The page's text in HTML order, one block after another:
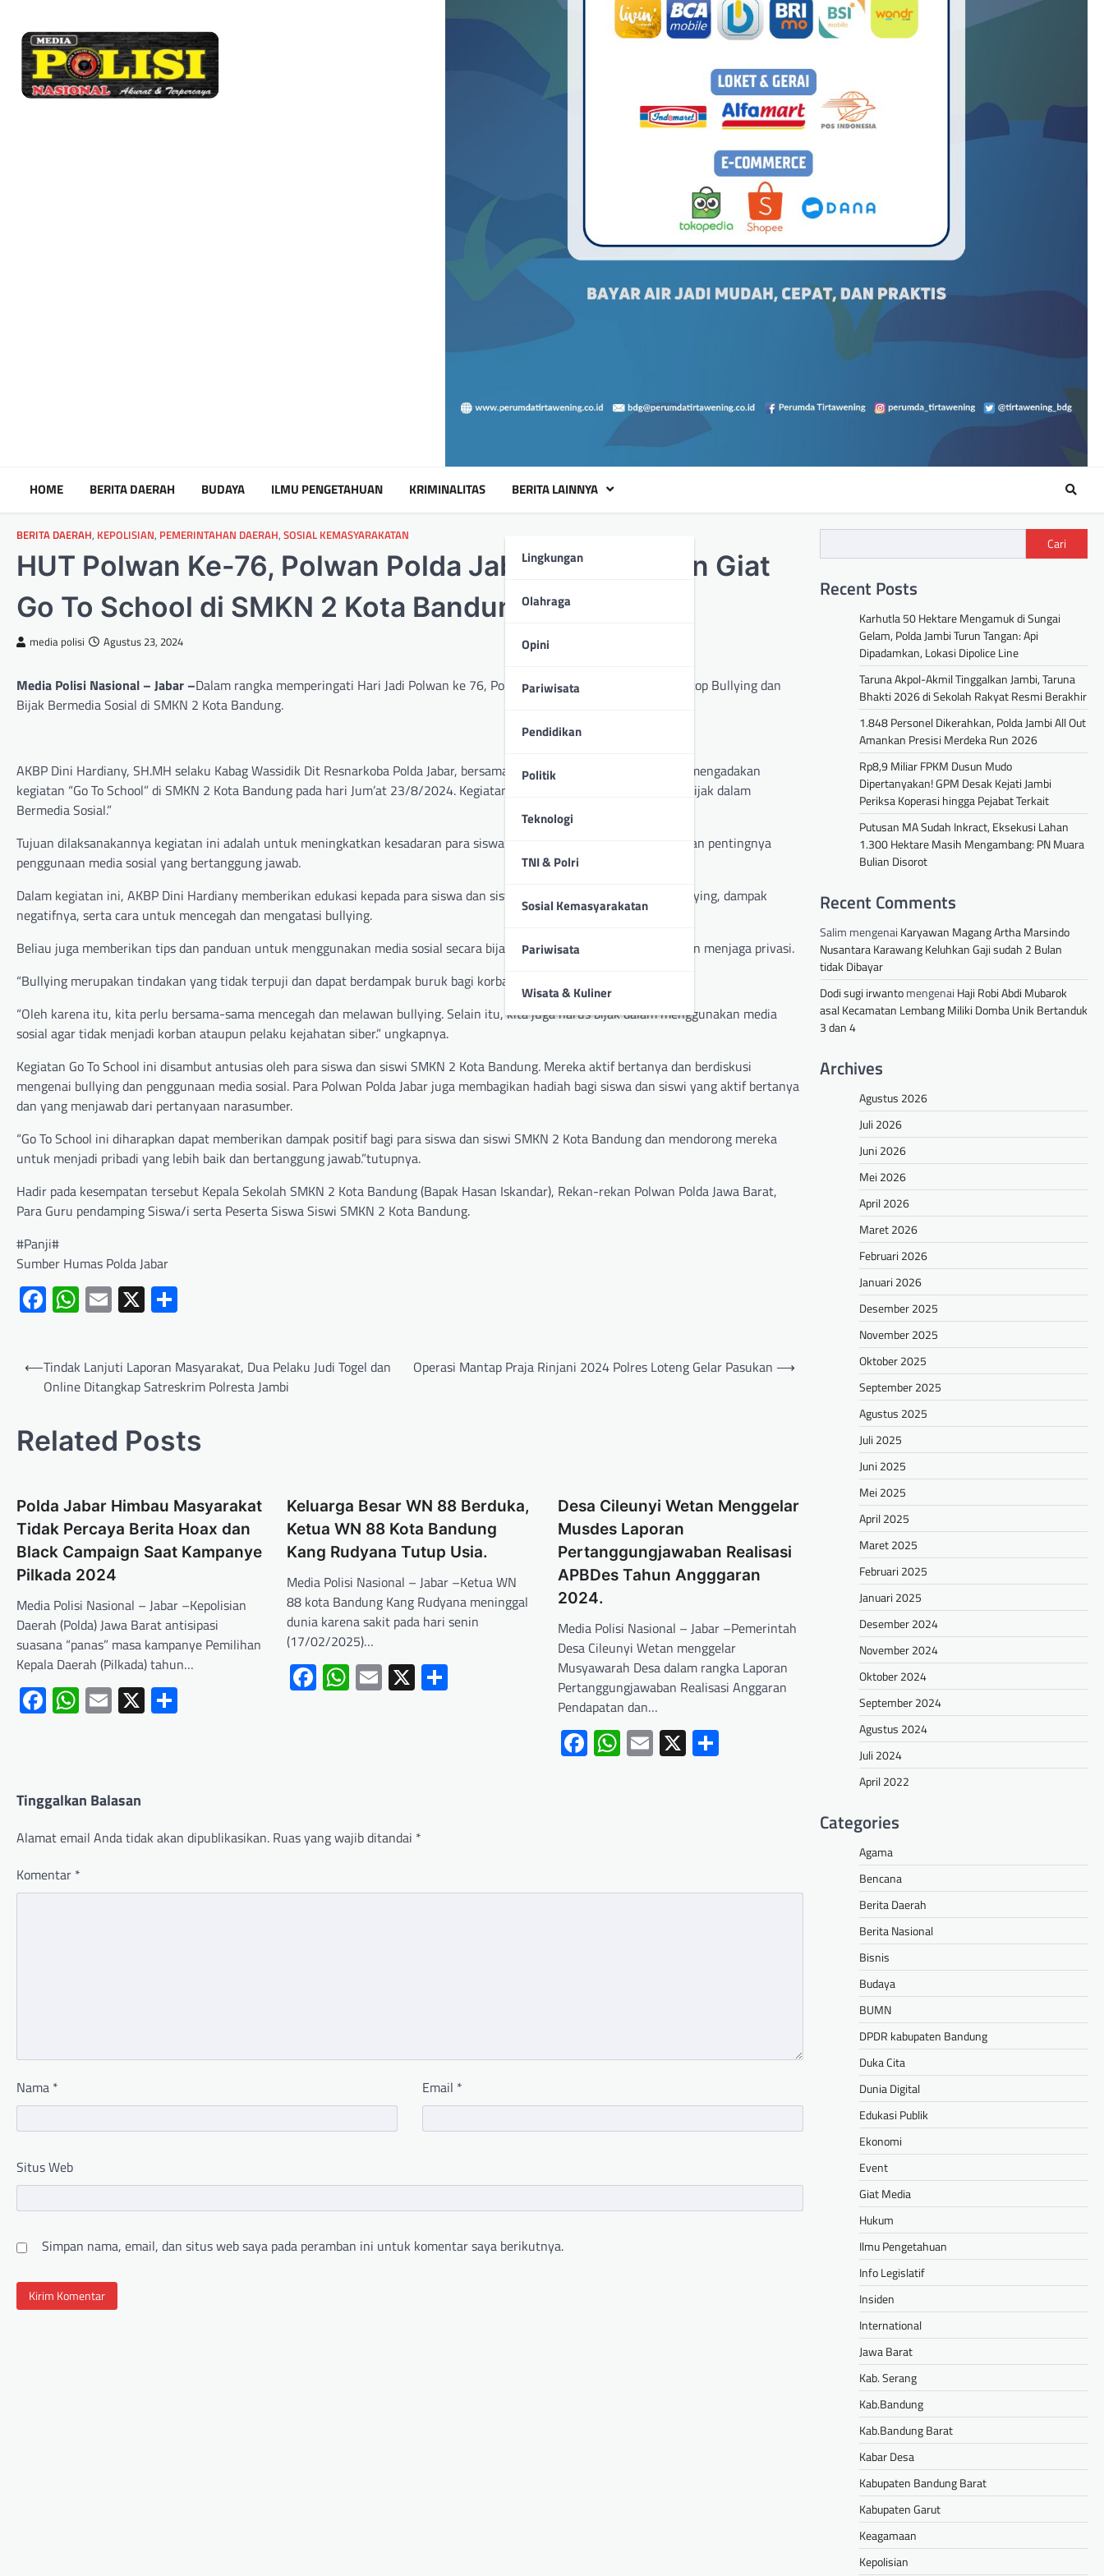
HOME BERITA DAERAH BUDAYA ILMU PENGETAHUAN KRIMINALITAS BERITA LAINNYA
Lingkungan
Olahraga
Opini
Pariwisata
Pendidikan
Politik
Teknologi
TNI & Polri
Sosial Kemasyarakatan
Pariwisata
Wisata & Kuliner
BERITA DAERAH, KEPOLISIAN, PEMERINTAHAN DAERAH, SOSIAL KEMASYARAKATAN
HUT Polwan Ke-76, Polwan Polda Jabar Laksanakan Giat
Go To School di SMKN 2 Kota Bandung
media polisi Agustus 23, 2024
Media Polisi Nasional – Jabar –Dalam rangka memperingati Hari Jadi Polwan ke 76, Polwan Polda Jabar Kampanyekan Stop Bullying dan
Bijak Bermedia Sosial di SMKN 2 Kota Bandung.
AKBP Dini Hardiany, SH.MH selaku Kabag Wassidik Dit Resnarkoba Polda Jabar, bersama perwakilan Polwan Polda Jabar, mengadakan
kegiatan “Go To School” di SMKN 2 Kota Bandung pada hari Jum’at 23/8/2024. Kegiatan ini bertema “Stop Bullying dan Bijak dalam
Bermedia Sosial.”
Tujuan dilaksanakannya kegiatan ini adalah untuk meningkatkan kesadaran para siswa dan siswi akan bahaya bullying dan pentingnya
penggunaan media sosial yang bertanggung jawab.
Dalam kegiatan ini, AKBP Dini Hardiany memberikan edukasi kepada para siswa dan siswi mengenai berbagai bentuk bullying, dampak
negatifnya, serta cara untuk mencegah dan mengatasi bullying.
Beliau juga memberikan tips dan panduan untuk menggunakan media sosial secara bijak, menghindari konten negatif, dan menjaga privasi.
“Bullying merupakan tindakan yang tidak terpuji dan dapat berdampak buruk bagi korban,” ujarnya.
“Oleh karena itu, kita perlu bersama-sama mencegah dan melawan bullying. Selain itu, kita juga harus bijak dalam menggunakan media
sosial agar tidak menjadi korban ataupun pelaku kejahatan siber.” ungkapnya.
Kegiatan Go To School ini disambut antusias oleh para siswa dan siswi SMKN 2 Kota Bandung. Mereka aktif bertanya dan berdiskusi
mengenai bullying dan penggunaan media sosial. Para Polwan Polda Jabar juga membagikan hadiah bagi siswa dan siswi yang aktif bertanya
dan yang menjawab dari pertanyaan narasumber.
“Go To School ini diharapkan dapat memberikan dampak positif bagi para siswa dan siswi SMKN 2 Kota Bandung dan mendorong mereka
untuk menjadi pribadi yang lebih baik dan bertanggung jawab.”tutupnya.
Hadir pada kesempatan tersebut Kepala Sekolah SMKN 2 Kota Bandung (Bapak Hasan Iskandar), Rekan-rekan Polwan Polda Jawa Barat,
Para Guru pendamping Siswa/i serta Peserta Siswa Siswi SMKN 2 Kota Bandung.
#Panji#
Sumber Humas Polda Jabar
Facebook
WhatsApp
Email
X
⟵Tindak Lanjuti Laporan Masyarakat, Dua Pelaku Judi Togel dan
Online Ditangkap Satreskrim Polresta Jambi
Operasi Mantap Praja Rinjani 2024 Polres Loteng Gelar Pasukan ⟶
Related Posts
Polda Jabar Himbau Masyarakat
Tidak Percaya Berita Hoax dan
Black Campaign Saat Kampanye
Pilkada 2024
Media Polisi Nasional – Jabar –Kepolisian
Daerah (Polda) Jawa Barat antisipasi
suasana “panas” masa kampanye Pemilihan
Kepala Daerah (Pilkada) tahun…
Facebook
WhatsApp
Email
X
Keluarga Besar WN 88 Berduka,
Ketua WN 88 Kota Bandung
Kang Rudyana Tutup Usia.
Media Polisi Nasional – Jabar –Ketua WN
88 kota Bandung Kang Rudyana meninggal
dunia karena sakit pada hari senin
(17/02/2025)…
Facebook
WhatsApp
Email
X
Desa Cileunyi Wetan Menggelar
Musdes Laporan
Pertanggungjawaban Realisasi
APBDes Tahun Angggaran
2024.
Media Polisi Nasional – Jabar –Pemerintah
Desa Cileunyi Wetan menggelar
Musyawarah Desa dalam rangka Laporan
Pertanggungjawaban Realisasi Anggaran
Pendapatan dan…
Facebook
WhatsApp
Email
X Share
Tinggalkan Balasan
Alamat email Anda tidak akan dipublikasikan. Ruas yang wajib ditandai *
Komentar *
Nama * Email *
Situs Web
Simpan nama, email, dan situs web saya pada peramban ini untuk komentar saya berikutnya.
Cari
Recent Posts
Karhutla 50 Hektare Mengamuk di Sungai
Gelam, Polda Jambi Turun Tangan: Api
Dipadamkan, Lokasi Dipolice Line
Taruna Akpol-Akmil Tinggalkan Jambi, Taruna
Bhakti 2026 di Sekolah Rakyat Resmi Berakhir
1.848 Personel Dikerahkan, Polda Jambi All Out
Amankan Presisi Merdeka Run 2026
Rp8,9 Miliar FPKM Dusun Mudo
Dipertanyakan! GPM Desak Kejati Jambi
Periksa Koperasi hingga Pejabat Terkait
Putusan MA Sudah Inkract, Eksekusi Lahan
1.300 Hektare Masih Mengambang: PN Muara
Bulian Disorot
Recent Comments
Salim mengenai Karyawan Magang Artha Marsindo
Nusantara Karawang Keluhkan Gaji sudah 2 Bulan
tidak Dibayar
Dodi sugi irwantomengenai Haji Robi Abdi Mubarok
asal Kecamatan Lembang Miliki Domba Unik Bertanduk
3 dan 4
Archives
Agustus 2026
Juli 2026
Juni 2026
Mei 2026
April 2026
Maret 2026
Februari 2026
Januari 2026
Desember 2025
November 2025
Oktober 2025
September 2025
Agustus 2025
Juli 2025
Juni 2025
Mei 2025
April 2025
Maret 2025
Februari 2025
Januari 2025
Desember 2024
November 2024
Oktober 2024
September 2024
Agustus 2024
Juli 2024
April 2022
Categories
Agama
Bencana
Berita Daerah
Berita Nasional
Bisnis
Budaya
BUMN
DPDR kabupaten Bandung
Duka Cita
Dunia Digital
Edukasi Publik
Ekonomi
Event
Giat Media
Hukum
Ilmu Pengetahuan
Info Legislatif
Insiden
International
Jawa Barat
Kab. Serang
Kab.Bandung
Kab.Bandung Barat
Kabar Desa
Kabupaten Bandung Barat
Kabupaten Garut
Keagamaan
Kepolisian